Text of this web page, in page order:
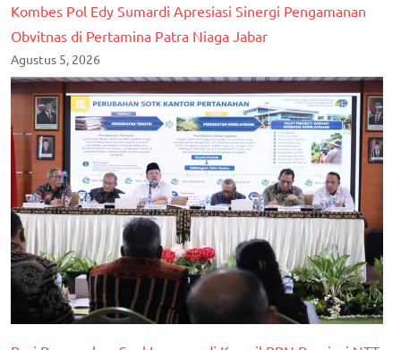
Kombes Pol Edy Sumardi Apresiasi Sinergi Pengamanan
Obvitnas di Pertamina Patra Niaga Jabar
Agustus 5, 2026